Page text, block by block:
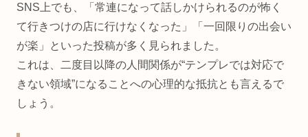
SNS上でも、「常連になって話しかけられるのが怖く
て行きつけの店に行けなくなった」「一回限りの出会い
が楽」といった投稿が多く見られました。
これは、二度目以降の人間関係が“テンプレでは対応で
きない領域”になることへの心理的な抵抗とも言えるで
しょう。